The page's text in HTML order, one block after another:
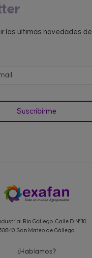
las últimas novedades del
Rio Gállego. Calle D Nº10
San Mateo de Gállego
¿Hablamos?